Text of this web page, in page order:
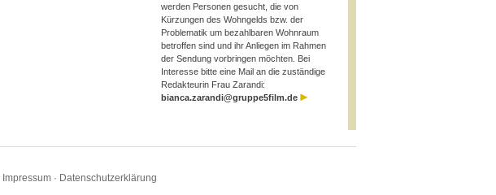
werden Personen gesucht, die von
Kürzungen des Wohngelds bzw. der
Problematik um bezahlbaren Wohnraum
betroffen sind und ihr Anliegen im Rahmen
der Sendung vorbringen möchten. Bei
Interesse bitte eine Mail an die zuständige
Redakteurin Frau Zarandi:
bianca.zarandi@gruppe5film.de
Impressum · Datenschutzerklärung